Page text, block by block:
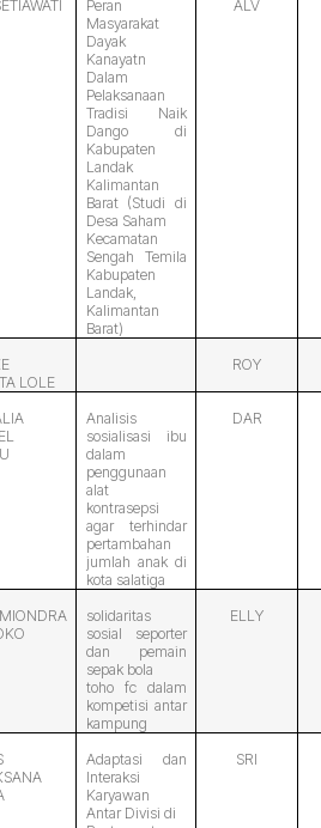
Peran
Masyarakat
Dayak
Kanayatn
Dalam
Pelaksanaan
Tradisi Naik
Dango di
Kabupaten
Landak
Kalimantan
Barat (Studi di
Desa Saham
Kecamatan
Sengah Temila
Kabupaten
Landak,
Kalimantan
Barat)
ALV
LOLE
ROY
Analisis
sosialisasi ibu
dalam
penggunaan
alat
kontrasepsi
agar terhindar
pertambahan
jumlah anak di
kota salatiga
DAR
solidaritas
sosial seporter
dan pemain
sepak bola
toho fc dalam
kompetisi antar
kampung
ELLY
Adaptasi dan
Interaksi
Karyawan
Antar Divisi di
SRI